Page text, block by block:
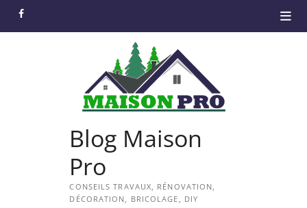
facebook
Blog Maison
Pro
CONSEILS TRAVAUX, RÉNOVATION,
DÉCORATION, BRICOLAGE, DIY